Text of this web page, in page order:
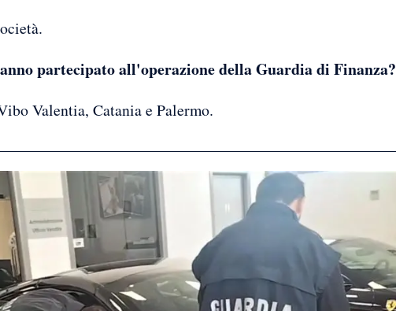
partecipato all'operazione della Guardia di Finanza?
Valentia, Catania e Palermo.